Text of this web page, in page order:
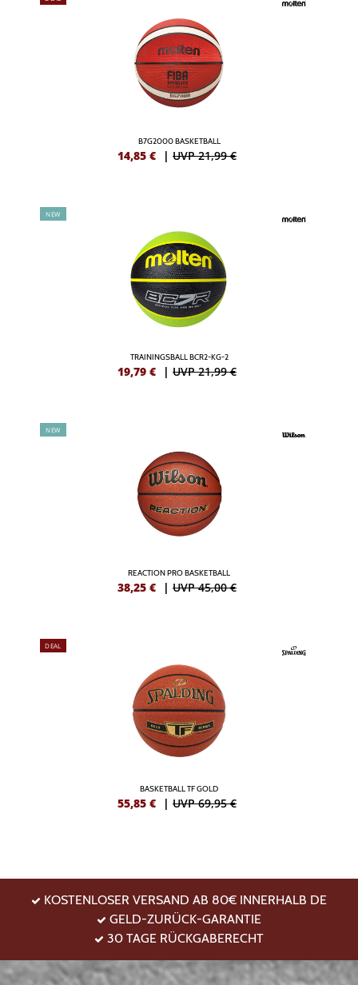
B7G2000 BASKETBALL
14,85 € | UVP 21,99 €
NEW
TRAININGSBALL BCR2-KG-2
19,79 € | UVP 21,99 €
NEW
REACTION PRO BASKETBALL
38,25 € | UVP 45,00 €
DEAL
BASKETBALL TF GOLD
55,85 € | UVP 69,95 €
KOSTENLOSER VERSAND AB 80€ INNERHALB DE
GELD-ZURÜCK-GARANTIE
30 TAGE RÜCKGABERECHT